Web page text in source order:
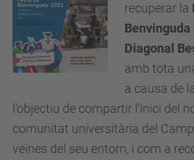
recuperar la
Diagonal
amb tota
a causa de
l'objectiu de compartir l’inici del
comunitat universitària del
veïnes del seu entorn, i com a